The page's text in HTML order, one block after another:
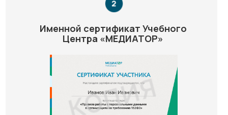
Именной сертификат Учебного
Центра «МЕДИАТОР»